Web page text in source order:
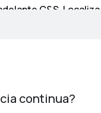
C&S. Localiza
temas facilitados
continua?